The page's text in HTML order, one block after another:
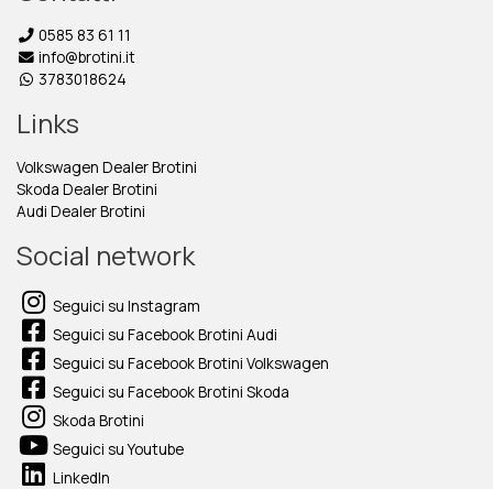
0585 83 61 11
info@brotini.it
3783018624
Links
Volkswagen Dealer Brotini
Skoda Dealer Brotini
Audi Dealer Brotini
Social network
Seguici su Instagram
Seguici su Facebook Brotini Audi
Seguici su Facebook Brotini Volkswagen
Seguici su Facebook Brotini Skoda
Skoda Brotini
Seguici su Youtube
LinkedIn